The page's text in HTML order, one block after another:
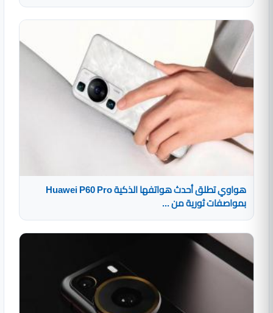
هواوي تطلق أحدث هواتفها الذكية Huawei P60 Pro
بمواصفات ثورية من ...